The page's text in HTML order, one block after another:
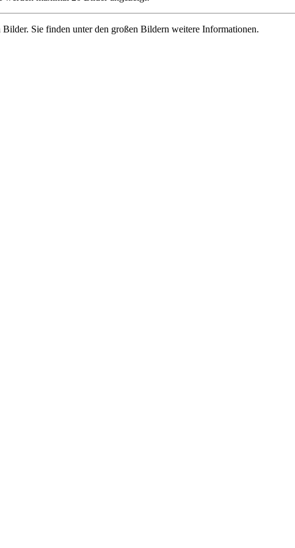
Sie finden unter den großen Bildern weitere Informationen.